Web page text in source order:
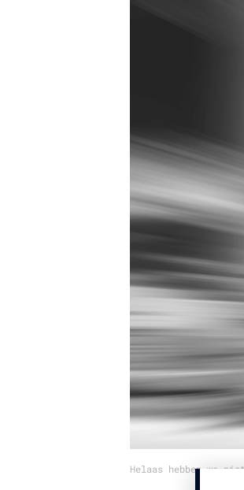
Helaas hebben we